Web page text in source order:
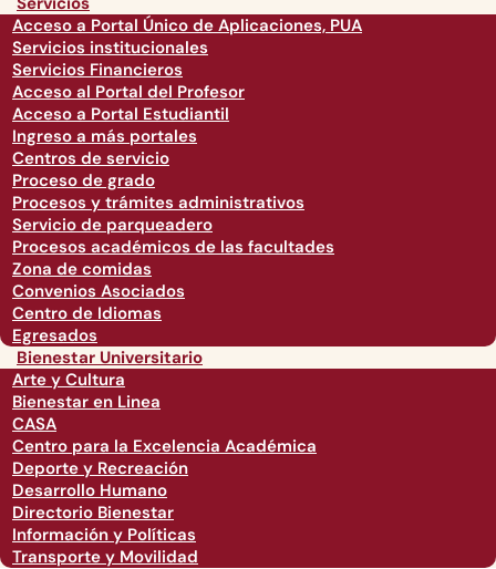
Acceso a Portal Único de Aplicaciones, PUA
Servicios institucionales
Servicios Financieros
Acceso al Portal del Profesor
Acceso a Portal Estudiantil
Ingreso a más portales
Centros de servicio
Proceso de grado
Procesos y trámites administrativos
Servicio de parqueadero
Procesos académicos de las facultades
Zona de comidas
Convenios Asociados
Centro de Idiomas
Egresados
Bienestar Universitario
Arte y Cultura
Bienestar en Linea
CASA
Centro para la Excelencia Académica
Deporte y Recreación
Desarrollo Humano
Directorio Bienestar
Información y Políticas
Transporte y Movilidad